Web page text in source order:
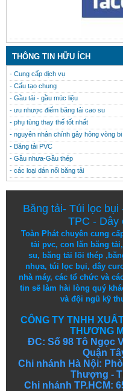
THÔNG TIN HỮU ÍCH
- Cung cấp dịch vụ
- Cấu tạo chung
- Gầu tải - gầu múc liệu
- ưu nhược điểm băng tải cao su
- phụ tùng thay thế tốt nhất
- nguyên nhân chính gây hỏng vòng bi
- Băng tải PVC
- Gầu nhưa-Gầu thép
- các loại dán nối băng tải
Băng tải- Túi lọc bụi
TPC - Dây
Toàn Phát chuyên cung
tải pvc,con lăn băng tải
su, băng tải lõi thép,
nhựa, túi lọc bụi, dây
nhà máy, các tổ chức và
tin sẽ làm hài lòng quý
vàđội ngũ kỹ
CÔNG TY TNHH
THƯƠNG
ĐC: Số 98 Tô Ngọc
Quận
Chi nhánh Hà Nội:
Thượng -
Chi nhánh TP.HCM: